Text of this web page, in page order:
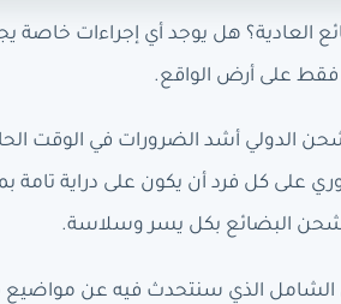
العادية؟ هل يوجد أي إجراءات
فقط على أرض الواقع.
الدولي أشد الضرورات في الوقت
على كل فرد أن يكون على دراية
البضائع بكل يسر وسلاسة.
الشامل الذي سنتحدث فيه عن مواضيع